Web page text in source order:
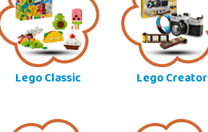
Lego Classic Lego Creator